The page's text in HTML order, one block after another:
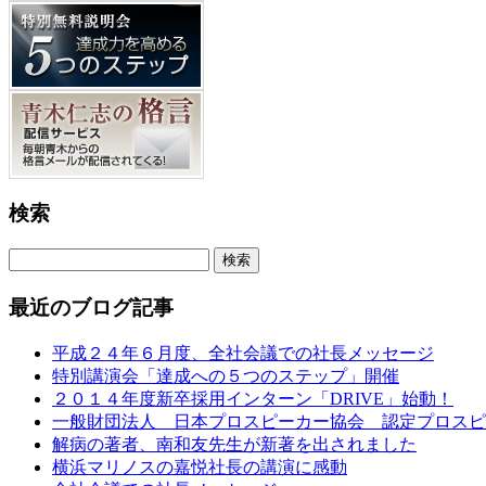
検索
最近のブログ記事
平成２４年６月度、全社会議での社長メッセージ
特別講演会「達成への５つのステップ」開催
２０１４年度新卒採用インターン「DRIVE」始動！
一般財団法人 日本プロスピーカー協会 認定プロスピ
解病の著者、南和友先生が新著を出されました
横浜マリノスの嘉悦社長の講演に感動